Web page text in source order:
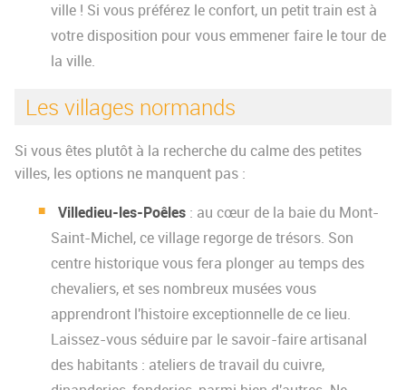
ville ! Si vous préférez le confort, un petit train est à
votre disposition pour vous emmener faire le tour de
la ville.
Les villages normands
Si vous êtes plutôt à la recherche du calme des petites
villes, les options ne manquent pas :
Villedieu-les-Poêles : au cœur de la baie du Mont-
Saint-Michel, ce village regorge de trésors. Son
centre historique vous fera plonger au temps des
chevaliers, et ses nombreux musées vous
apprendront l'histoire exceptionnelle de ce lieu.
Laissez-vous séduire par le savoir-faire artisanal
des habitants : ateliers de travail du cuivre,